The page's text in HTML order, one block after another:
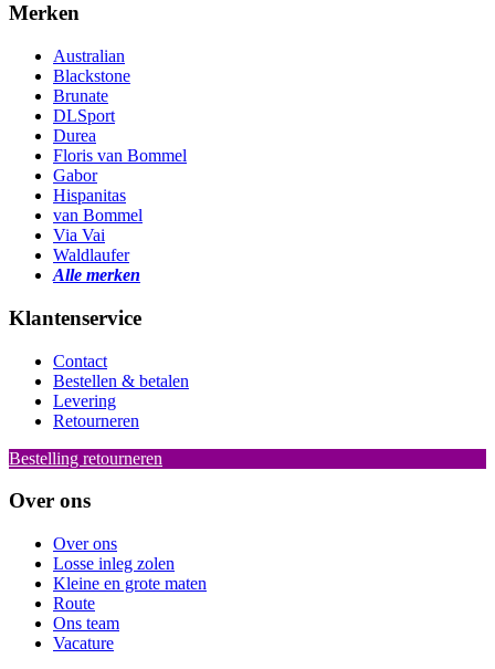
Merken
Australian
Blackstone
Brunate
DLSport
Durea
Floris van Bommel
Gabor
Hispanitas
van Bommel
Via Vai
Waldlaufer
Alle merken
Klantenservice
Contact
Bestellen & betalen
Levering
Retourneren
Bestelling retourneren
Over ons
Over ons
Losse inleg zolen
Kleine en grote maten
Route
Ons team
Vacature